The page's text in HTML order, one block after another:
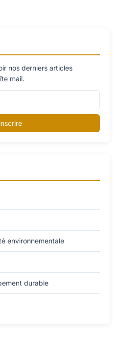
nos derniers articles
mail.
environnementale
durable